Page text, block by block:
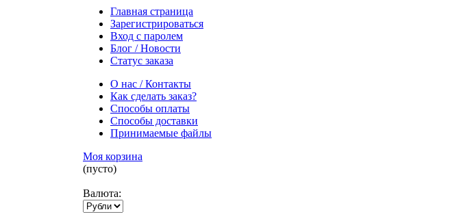
Главная страница
Зарегистрироваться
Вход с паролем
Блог / Новости
Статус заказа
О нас / Контакты
Как сделать заказ?
Способы оплаты
Способы доставки
Принимаемые файлы
Моя корзина
(пусто)
Валюта: